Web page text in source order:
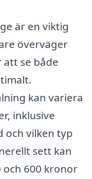
är en viktig
överväger
se både
kan variera
inklusive
och vilken typ
sett kan
och 600 kronor